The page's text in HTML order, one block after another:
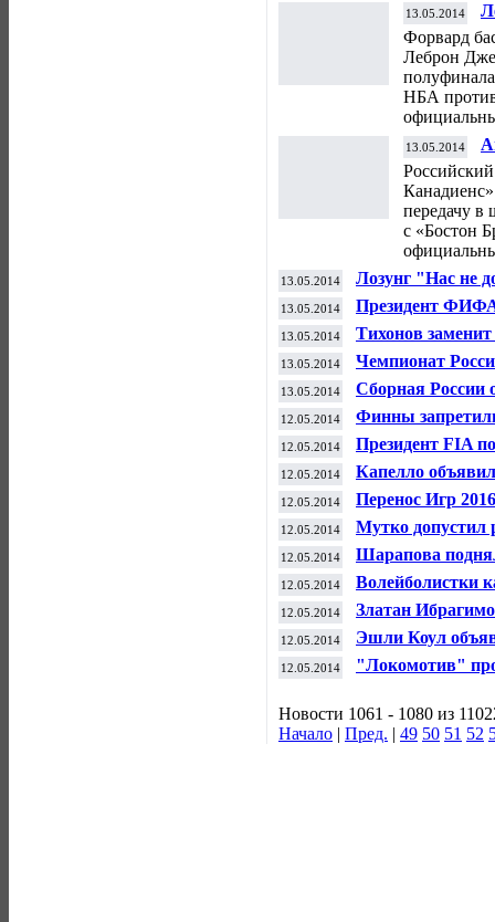
13.05.2014
Форвард
Леброн
НБА
13.05.2014
передачу в
с «Бостон
13.05.2014
Лозунг "Нас не
по футболу на
13.05.2014
Президент
инциденту на
13.05.2014
Тихонов
России по
13.05.2014
Чемпионат
выступят в
13.05.2014
Сборная
чемпионата
12.05.2014
Финны
ищет нового
12.05.2014
Президент FIA
этапа
12.05.2014
Капелло
ЧМ
12.05.2014
Перенос Игр
будет после ЧМ
12.05.2014
Мутко допустил
футболу
12.05.2014
Шарапова
рейтинге
12.05.2014
Волейболистки
чемпионате
12.05.2014
Златан
лучшим
12.05.2014
Эшли Коул
сборную Англии
12.05.2014
"Локомотив"
Новости 1061 - 1080 из
Начало | Пред. | 49 50 51 52